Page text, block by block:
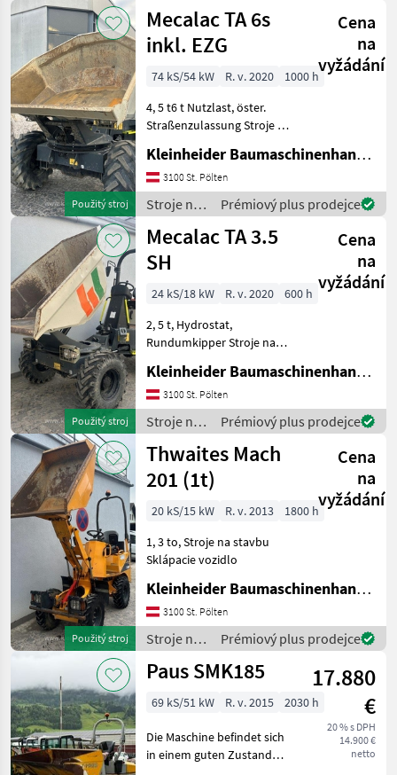
stavbu /
Thwaites
Použitý stroj
Mecalac TA 6s
inkl. EZG
Cena
na
vyžádání
74 kS/54 kW R. v. 2020
1000 h
4, 5 t6 t Nutzlast, öster.
Straßenzulassung Stroje na
Kleinheider Baumaschinenhandel GmbH.
3100 St. Pölten
Stroje na
stavbu /
Mecalac
Prémiový plus prodejce
Použitý stroj
Mecalac TA 3.5
SH
Cena
na
vyžádání
24 kS/18 kW R. v. 2020
600 h
2, 5 t, Hydrostat,
Rundumkipper Stroje na
Kleinheider Baumaschinenhandel GmbH.
3100 St. Pölten
Stroje na
stavbu /
Mecalac
Prémiový plus prodejce
Použitý stroj
Thwaites Mach
201 (1t)
Cena
na
vyžádání
20 kS/15 kW R. v. 2013
1800 h
1, 3 to, Stroje na stavbu
Sklápacie vozidlo
Kleinheider Baumaschinenhandel GmbH.
3100 St. Pölten
Stroje na
stavbu /
Thwaites
Prémiový plus prodejce
Paus SMK185
17.880
€
20 % s DPH
14.900 €
netto
69 kS/51 kW R. v. 2015 2030 h
Die Maschine befindet sich
in einem guten Zustand